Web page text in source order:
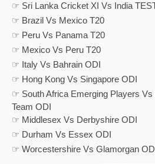
☞ Sri Lanka Cricket XI Vs India
☞ Brazil Vs Mexico T20
☞ Peru Vs Panama T20
☞ Mexico Vs Peru T20
☞ Italy Vs Bahrain ODI
☞ Hong Kong Vs Singapore ODI
☞ South Africa Emerging Players
Team ODI
☞ Middlesex Vs Derbyshire ODI
☞ Durham Vs Essex ODI
☞ Worcestershire Vs Glamorgan